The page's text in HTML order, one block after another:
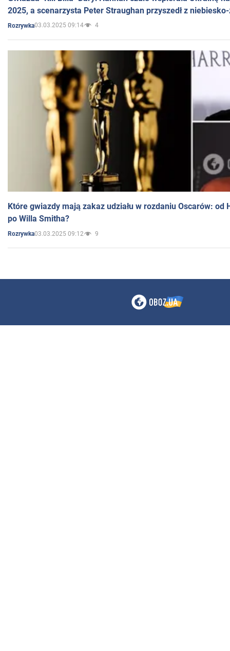
2025, a scenarzysta Peter Straughan przyszedł z
Rozrywka03.03.2025 09:14 4
Które gwiazdy mają zakaz udziału w rozdaniu Oscarów: od
po Willa Smitha?
Rozrywka03.03.2025 09:12 9